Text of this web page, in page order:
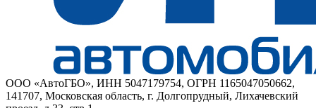
ООО «АвтоГБО», ИНН 5047179754, ОГРН 1165047050662,
141707, Московская область, г. Долгопрудный, Лихачевский